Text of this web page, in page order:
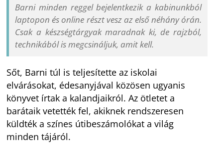
Barni minden reggel bejelentkezik a kabinunkból
laptopon és online részt vesz az első néhány órán.
Csak a készségtárgyak maradnak ki, de rajzból,
technikából is megcsináljuk, amit kell.
Sőt, Barni túl is teljesítette az iskolai
elvárásokat, édesanyjával közösen ugyanis
könyvet írtak a kalandjaikról. Az ötletet a
barátaik vetették fel, akiknek rendszeresen
küldték a színes útibeszámolókat a világ
minden tájáról.